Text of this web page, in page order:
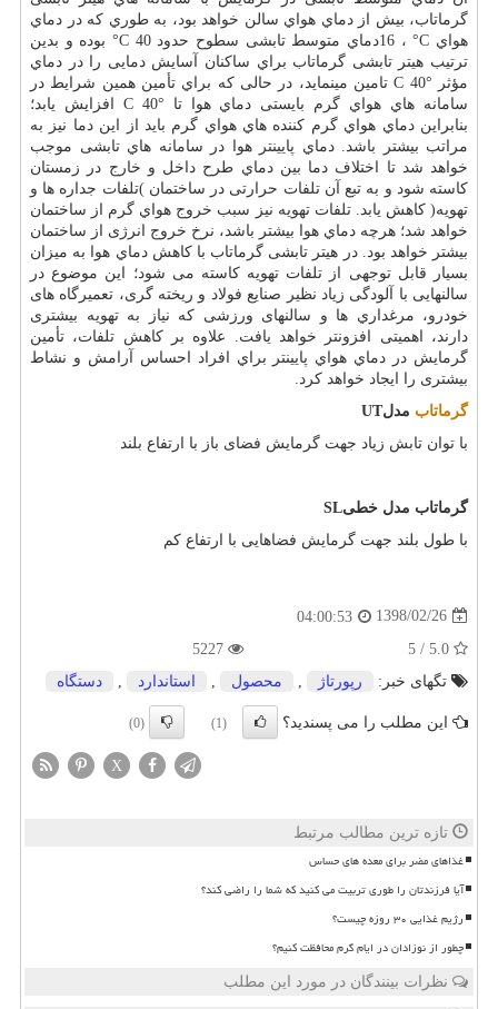
گرماتاب، بیش از دماي هواي سالن خواهد بود، به طوري كه در دماي
هواي °C ، 16دماي متوسط تابشی سطوح حدود°C 40 بوده و بدین
ترتیب هیتر تابشی گرماتاب براي ساكنان آسایش دمایی را در دماي
مؤثر
C 40° تامین مینماید، در حالی كه براي تأمین همین شرایط در
سامانه هاي هواي گرم بایستی دماي هوا تا C 40°
افزایش یابد؛
بنابراین دماي هواي گرم كننده هاي هواي گرم باید از این دما نیز به
مراتب بیشتر باشد. دماي پایینتر هوا در سامانه هاي تابشی موجب
خواهد شد تا اختلاف دما بین دماي طرح داخل و خارج در زمستان
كاسته شود و به تبع آن تلفات حرارتی در ساختمان )تلفات جداره ها و
تهویه( كاهش یابد. تلفات تهویه نیز سبب خروج هواي گرم از ساختمان
خواهد شد؛ هرچه دماي هوا بیشتر باشد، نرخ خروج انرژی از ساختمان
بیشتر خواهد بود. در هیتر تابشی گرماتاب با كاهش دماي هوا به میزان
بسیار قابل توجهی از تلفات تهویه کاسته می شود؛ این موضوع در
سالنهایی با آلودگی زیاد نظیر صنایع فولاد و ریخته گری، تعمیرگاه های
خودرو، مرغداري ها و سالنهای ورزشی که نیاز به تهویه بیشتری
دارند، اهمیتی افزونتر خواهد یافت. علاوه بر كاهش تلفات، تأمین
گرمایش در دماي هواي پایینتر براي افراد احساس آرامش و نشاط
بیشتری را ایجاد خواهد كرد.
گرماتاب مدلUT
با توان تابش زیاد جهت گرمایش فضای باز با ارتفاع بلند
گرماتاب مدل خطیSL
با طول بلند جهت گرمایش فضاهایی با ارتفاع کم
1398/02/26
04:00:53
تگهای خبر:
رپورتاژ , محصول , استاندارد , دستگاه
این مطلب را می پسندید؟ (1)
(0)
X
تازه ترین مطالب مرتبط
غذاهای مضر برای معده های حساس
آیا فرزندتان را طوری تربیت می کنید که شما را راضی کند؟
رژیم غذایی ۳۰ روزه چیست؟
چطور از نوزادان در ایام گرم محافظت کنیم؟
نظرات بینندگان در مورد این مطلب